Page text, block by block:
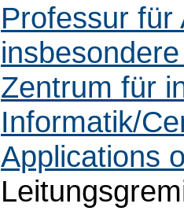
Professur für
Zentrum für
Informatik/
Applications